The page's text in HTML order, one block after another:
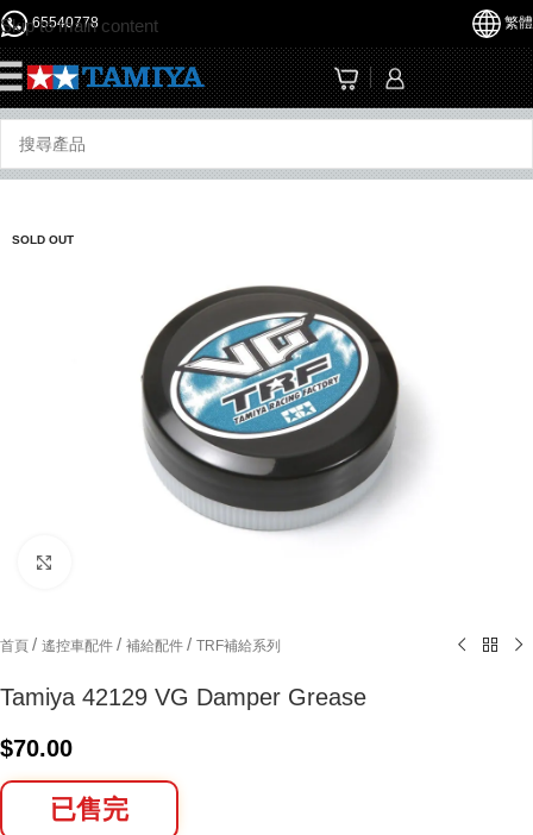
Skip to main content
65540778 繁體
SOLD OUT
首頁 / 遙控車配件 / 補給配件 / TRF補給系列
Tamiya 42129 VG Damper Grease
$70.00
已售完